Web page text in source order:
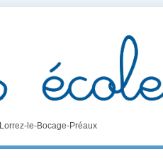
Lorrez-le-Bocage-Préaux